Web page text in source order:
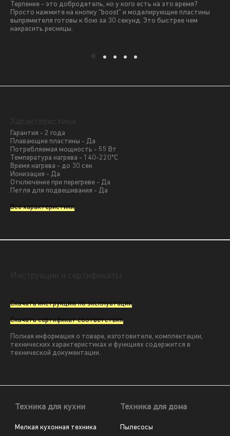
Терпение - это добродетель, но у кого есть на это время?
Просто нажмите на кнопку “boost” и моделирующие пластины
выпрямителя готовы к бою за 30 секунд. Это быстрее чем
накрасить ресницы.
Гарантия - 2 года
Плавающие пластины - Да
Потребляемая мощность - 55 Вт
Температура нагрева - 140-220*С
Время нагрева - до 30 сек
Ионизация - Да
Отключение при перегреве - Да
Петля для подвешивания - Да
Все характеристики
Скачать инструкцию по эксплуатации
Скачать сертификат соответствия
Полная информация о товаре, изготовителе, комплектации,
технических характеристиках и функциях содержится в
технической документации.
Техника для кухни
Мелкая кухонная техника
Техника для дома
Пылесосы